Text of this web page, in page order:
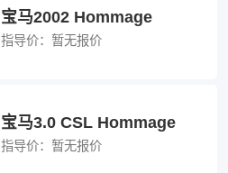
宝马2002 Hommage
指导价： 暂无报价
宝马3.0 CSL Hommage
指导价： 暂无报价